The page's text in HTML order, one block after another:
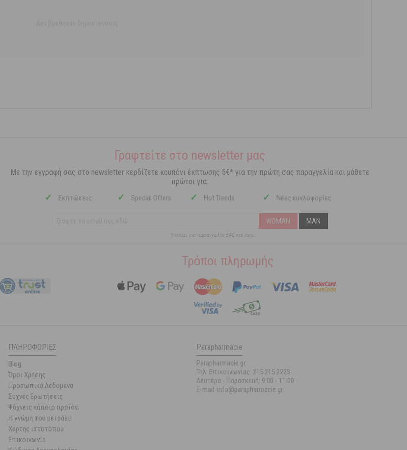
Γραφτείτε στο newsletter μας
Με την εγγραφή σας στο newsletter κερδίζετε κουπόνι έκπτωσης 5€* για την πρώτη σας παραγγελία και μάθετε
πρώτοι για:
✓ Εκπτώσεις ✓ Special Offers ✓ Hot Trends ✓ Νέες κυκλοφορίες
WOMAN MAN
*ισχύει για παραγγελία 59€ και άνω
Τρόποι πληρωμής
ΠΛΗΡΟΦΟΡΊΕΣ
Blog
Όροι Χρήσης
Προσωπικά Δεδομένα
Συχνές Ερωτήσεις
Ψάχνεις κάποιο προϊόν;
Η γνώμη σου μετράει!
Χάρτης ιστοτόπου
Επικοινωνία
Parapharmacie
Parapharmacie.gr
Τηλ. Επικοινωνίας: 215 215 2223
Δευτέρα - Παρασκευή: 9:00 - 11:00
E-mail: info@parapharmacie.gr